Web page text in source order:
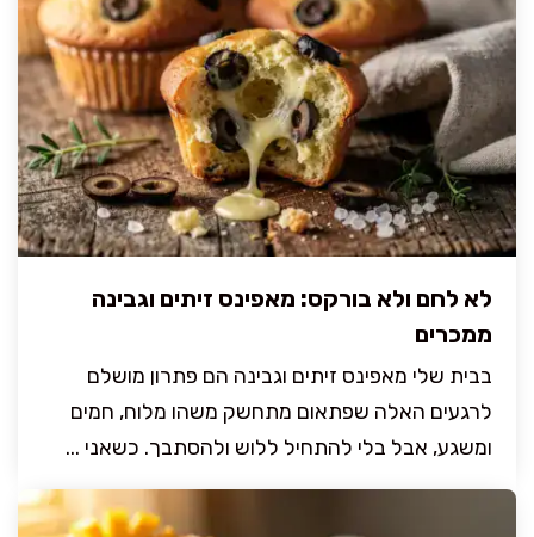
לא לחם ולא בורקס: מאפינס זיתים וגבינה
ממכרים
בבית שלי מאפינס זיתים וגבינה הם פתרון מושלם
לרגעים האלה שפתאום מתחשק משהו מלוח, חמים
ומשגע, אבל בלי להתחיל ללוש ולהסתבך. כשאני ...